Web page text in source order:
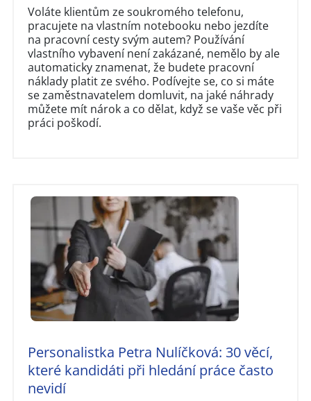
Voláte klientům ze soukromého telefonu,
pracujete na vlastním notebooku nebo jezdíte
na pracovní cesty svým autem? Používání
vlastního vybavení není zakázané, nemělo by ale
automaticky znamenat, že budete pracovní
náklady platit ze svého. Podívejte se, co si máte
se zaměstnavatelem domluvit, na jaké náhrady
můžete mít nárok a co dělat, když se vaše věc při
práci poškodí.
Personalistka Petra Nulíčková: 30 věcí,
které kandidáti při hledání práce často
nevidí